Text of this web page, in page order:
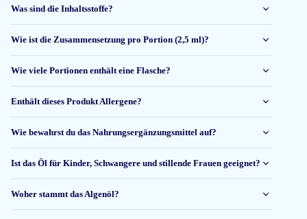
Moet de uitwerking nog ondervinden, maar de smaak is goed en geen
26 Mai 2026
De smaak is goed. De dosis is klein per keer. Geen oprispingen.
Was sind die Inhaltsstoffe?
Wie ist die Zusammensetzung pro Portion (2,5 ml)?
Wie viele Portionen enthält eine Flasche?
Enthält dieses Produkt Allergene?
Wie bewahrst du das Nahrungsergänzungsmittel auf?
Ist das Öl für Kinder, Schwangere und stillende Frauen geeignet?
Woher stammt das Algenöl?